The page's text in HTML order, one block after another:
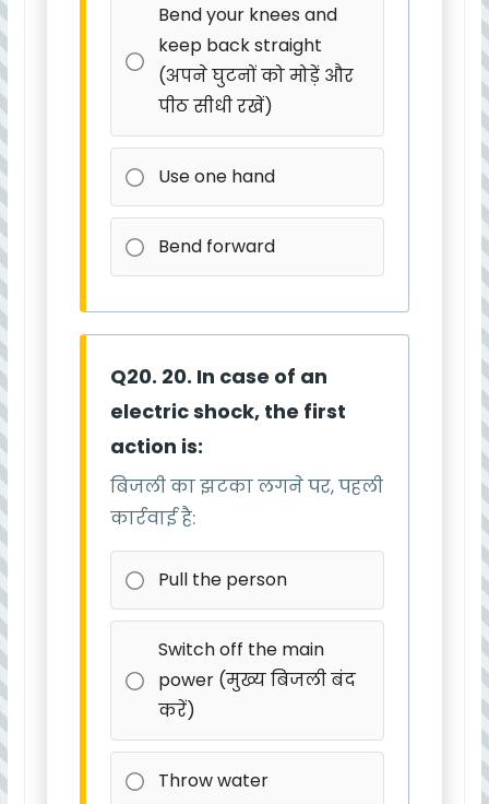
Bend your knees and
keep back straight
(अपने घुटनों को मोड़ें और
पीठ सीधी रखें)
Use one hand
Bend forward
Q20. 20. In case of an
electric shock, the first
action is:
बिजली का झटका लगने पर, पहली
कार्रवाई है:
Pull the person
Switch off the main
power (मुख्य बिजली बंद
करें)
Throw water